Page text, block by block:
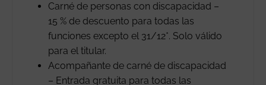
Carné de personas con discapacidad –
15 % de descuento para todas las
funciones excepto el 31/12*. Solo válido
para el titular.
Acompañante de carné de discapacidad
– Entrada gratuita para todas las